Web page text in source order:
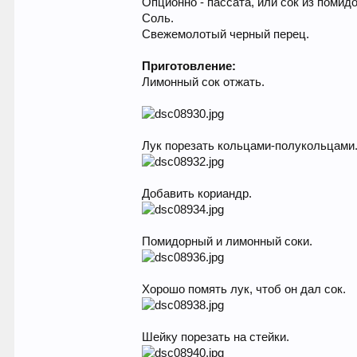
Соль.
Свежемолотый черный перец.
Приготовление:
Лимонный сок отжать.
Лук порезать кольцами-полукольцами.
Добавить кориандр.
Помидорный и лимонный соки.
Хорошо помять лук, чтоб он дал сок.
Шейку порезать на стейки.